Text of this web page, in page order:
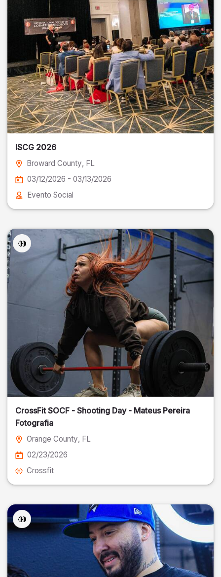
ISCG 2026
Broward County, FL
03/12/2026 - 03/13/2026
Evento Social
CrossFit SOCF - Shooting Day - Mateus Pereira
Fotografia
Orange County, FL
02/23/2026
Crossfit